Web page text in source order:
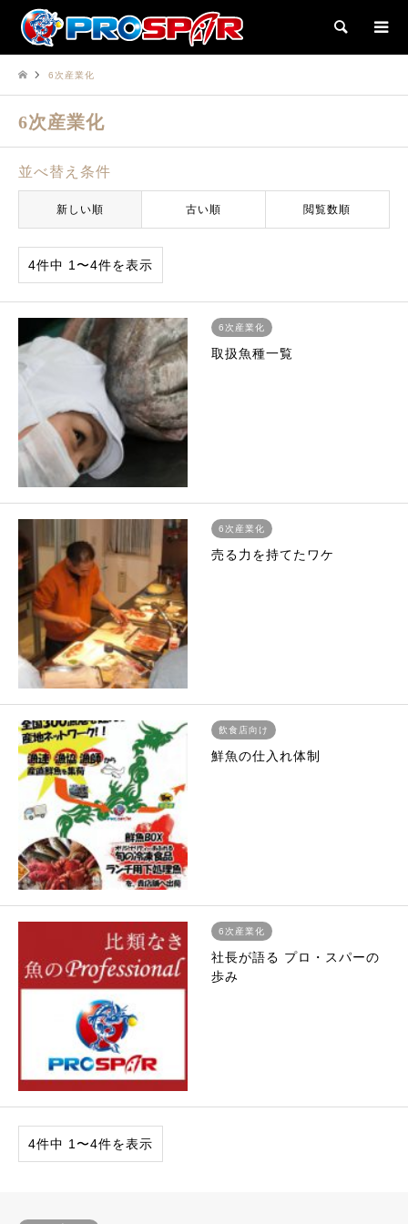
検索
6次産業化
6次産業化
並べ替え条件
新しい順 古い順 閲覧数順
4件中 1〜4件を表示
6次産業化
取扱魚種一覧
6次産業化
売る力を持てたワケ
飲食店向け
鮮魚の仕入れ体制
6次産業化
社長が語る プロ・スパーの
歩み
4件中 1〜4件を表示